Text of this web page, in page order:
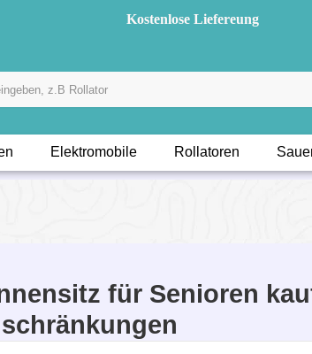
Kostenlose Liefereung
Elektromobile Rollatoren
für Senioren